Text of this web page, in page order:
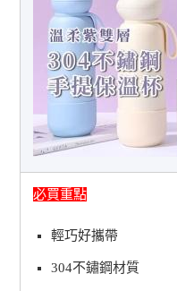
必買重點
輕巧好攜帶
304不鏽鋼材質